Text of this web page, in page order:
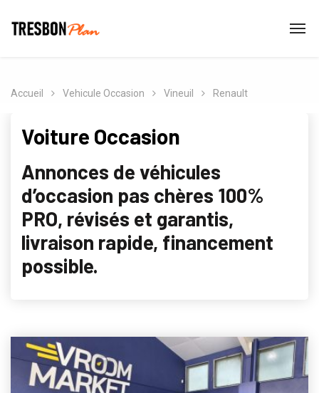
Accueil Vehicule Occasion Vineuil Renault
Voiture Occasion
Annonces de véhicules
d’occasion pas chères 100%
PRO, révisés et garantis,
livraison rapide, financement
possible.